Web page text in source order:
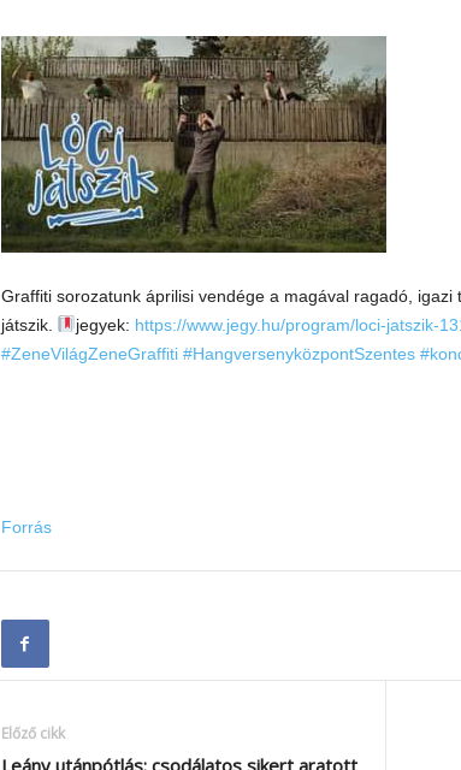
Graffiti sorozatunk áprilisi vendége a magával ragadó,
játszik.
jegyek: https://www.jegy.hu/program/loci-jatszik-
#ZeneVilágZeneGraffiti #HangversenyközpontSzentes
Forrás
Előző cikk
Leány utánpótlás: csodálatos sikert aratott